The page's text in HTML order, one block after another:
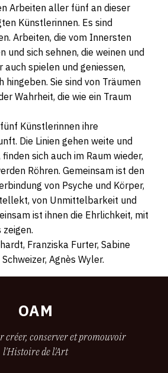
Arbeiten aller fünf an dieser
Künstlerinnen. Es sind
Arbeiten, die vom Innersten
und sich sehnen, die weinen und
auch spielen und geniessen,
hingeben. Sie sind von Träumen
Wahrheit, die wie ein Traum
Künstlerinnen ihre
Die Linien gehen weite und
sich auch im Raum wieder,
Röhren. Gemeinsam ist den
von Psyche und Körper,
von Unmittelbarkeit und
ist ihnen die Ehrlichkeit, mit
Franziska Furter, Sabine
Agnès Wyler.
OAM
créer, conserver et promouvoir
l'Histoire de l'Art